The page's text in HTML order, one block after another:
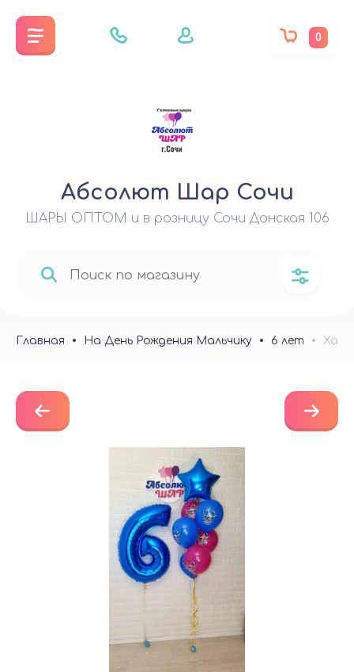
Абсолют Шар Сочи
ШАРЫ ОПТОМ и в розницу Сочи Донская 106
0
Главная На День Рождения Мальчику 6 лет